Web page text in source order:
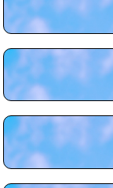
コンクリート斫
コンクリート斫
モルタル補修（
追加人工